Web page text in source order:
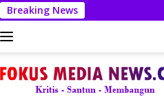
Breaking News